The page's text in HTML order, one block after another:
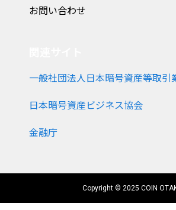
お問い合わせ
一般社団法人日本暗号資産等取引
日本暗号資産ビジネス協会
金融庁
Copyright © 2025 COIN